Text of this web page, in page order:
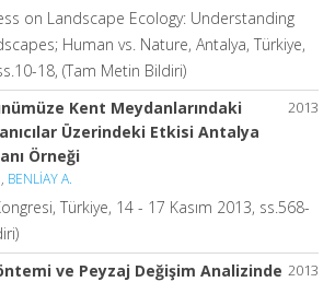
on Landscape Ecology: Understanding
Human vs. Nature, Antalya, Türkiye,
18, (Tam Metin Bildiri)
2013
Kent Meydanlarındaki
Üzerindeki Etkisi Antalya
Örneği
, BENLİAY A.
Türkiye, 14 - 17 Kasım 2013, ss.568-
2013
ve Peyzaj Değişim Analizinde